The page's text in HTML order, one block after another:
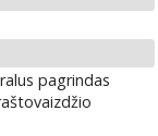
pagrindas